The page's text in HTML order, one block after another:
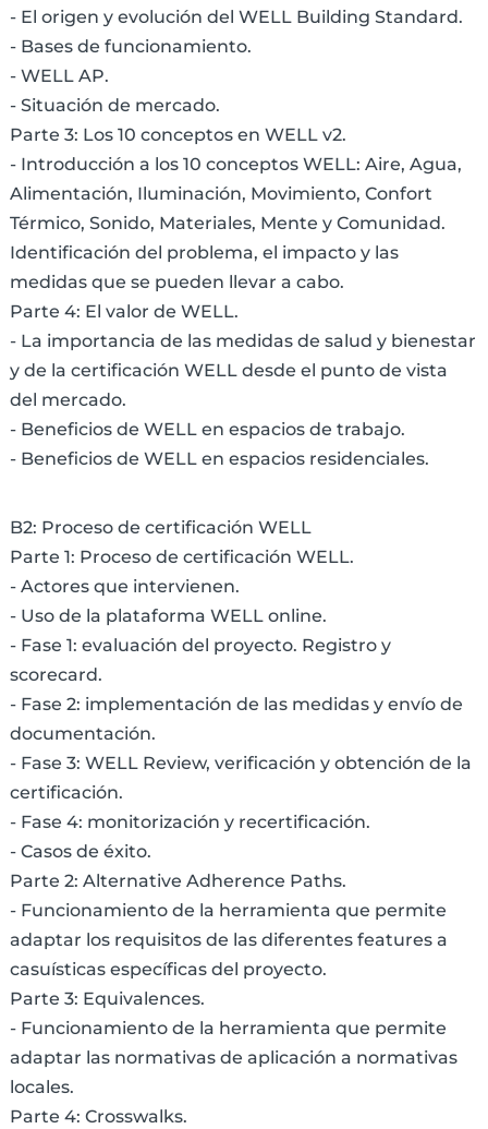
- El origen y evolución del WELL Building Standard.
- Bases de funcionamiento.
- WELL AP.
- Situación de mercado.
Parte 3: Los 10 conceptos en WELL v2.
- Introducción a los 10 conceptos WELL: Aire, Agua,
Alimentación, Iluminación, Movimiento, Confort
Térmico, Sonido, Materiales, Mente y Comunidad.
Identificación del problema, el impacto y las
medidas que se pueden llevar a cabo.
Parte 4: El valor de WELL.
- La importancia de las medidas de salud y bienestar
y de la certificación WELL desde el punto de vista
del mercado.
- Beneficios de WELL en espacios de trabajo.
- Beneficios de WELL en espacios residenciales.
B2: Proceso de certificación WELL
Parte 1: Proceso de certificación WELL.
- Actores que intervienen.
- Uso de la plataforma WELL online.
- Fase 1: evaluación del proyecto. Registro y
scorecard.
- Fase 2: implementación de las medidas y envío de
documentación.
- Fase 3: WELL Review, verificación y obtención de la
certificación.
- Fase 4: monitorización y recertificación.
- Casos de éxito.
Parte 2: Alternative Adherence Paths.
- Funcionamiento de la herramienta que permite
adaptar los requisitos de las diferentes features a
casuísticas específicas del proyecto.
Parte 3: Equivalences.
- Funcionamiento de la herramienta que permite
adaptar las normativas de aplicación a normativas
locales.
Parte 4: Crosswalks.